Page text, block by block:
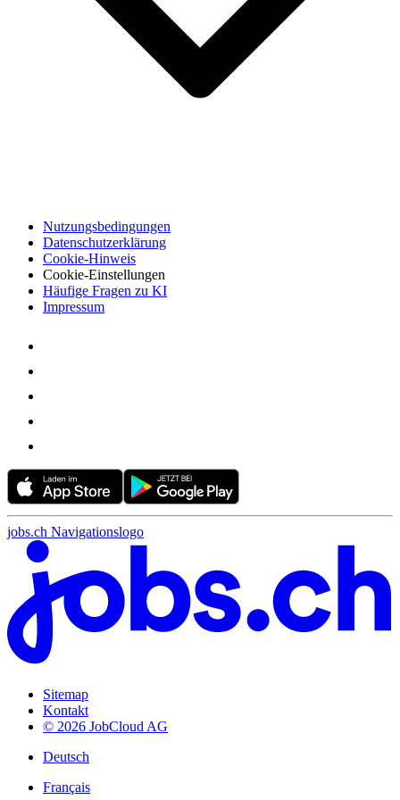
Nutzungsbedingungen
Datenschutzerklärung
Cookie-Hinweis
Cookie-Einstellungen
Häufige Fragen zu KI
Impressum
jobs.ch Navigationslogo
Sitemap
Kontakt
© 2026 JobCloud AG
Deutsch
Français